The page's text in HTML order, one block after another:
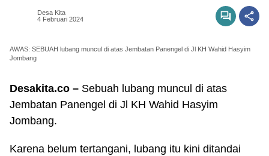
Desa Kita
4 Februari 2024
AWAS: SEBUAH lubang muncul di atas Jembatan Panengel di Jl KH Wahid Hasyim
Jombang
Desakita.co – Sebuah lubang muncul di atas
Jembatan Panengel di Jl KH Wahid Hasyim
Jombang.
Karena belum tertangani, lubang itu kini ditandai